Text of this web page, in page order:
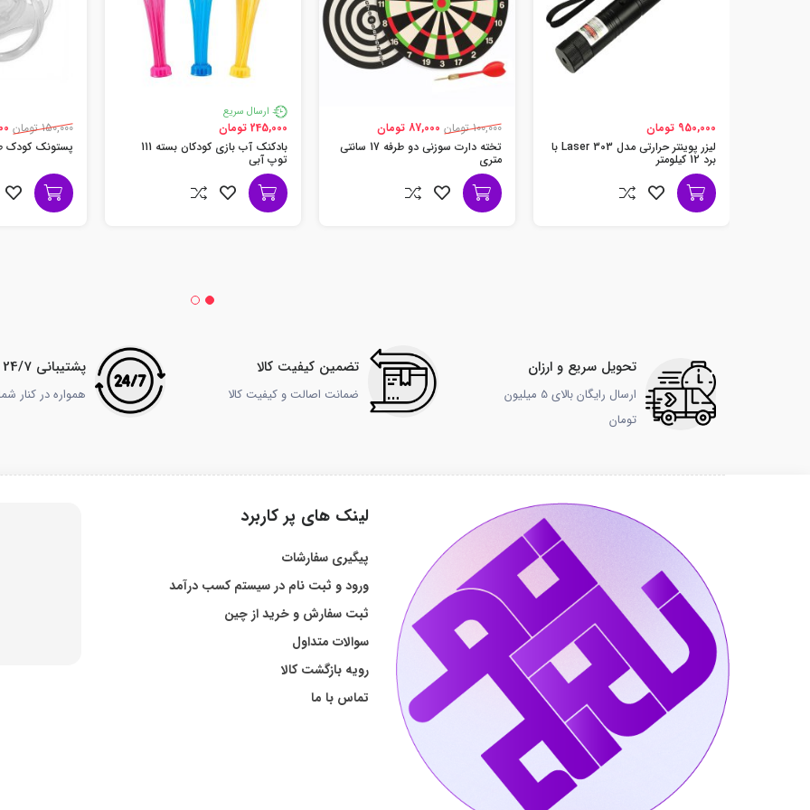
950,000 تومان
لیزر پوینتر حرارتی مدل Laser 303 با
برد 12 کیلومتر
100,000 تومان
87,000 تومان
تخته دارت سوزنی دو طرفه 17 سانتی
متری
ارسال سریع
245,000 تومان
بادکنک آب بازی کودکان بسته 111
توپ آبی
150,000 تومان
پستونک کودک
تحویل سریع و ارزان
ارسال رایگان بالای 5 میلیون
تومان
تضمین کیفیت کالا
ضمانت اصالت و کیفیت کالا
پشتیبانی 24/7
همواره در کنار
لینک های پر کاربرد
پیگیری سفارشات
ورود و ثبت نام در سیستم کسب درآمد
ثبت سفارش و خرید از چین
سوالات متداول
رویه بازگشت کالا
تماس با ما